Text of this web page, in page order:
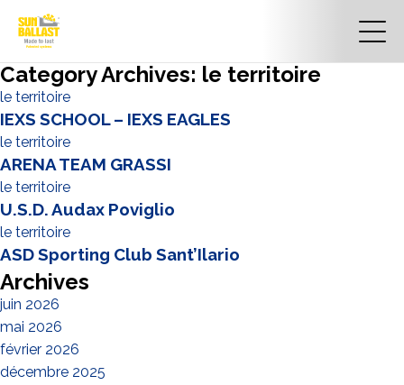
Category Archives: le territoire
le territoire
IEXS SCHOOL – IEXS EAGLES
le territoire
ARENA TEAM GRASSI
le territoire
U.S.D. Audax Poviglio
le territoire
ASD Sporting Club Sant’Ilario
Archives
juin 2026
mai 2026
février 2026
décembre 2025